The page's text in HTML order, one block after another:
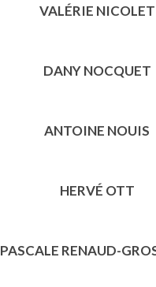
VALÉRIE NICOLET
DANY NOCQUET
ANTOINE NOUIS
HERVÉ OTT
PASCALE RENAUD-